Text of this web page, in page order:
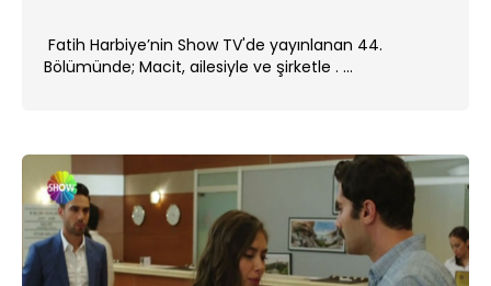
Fatih Harbiye’nin Show TV'de yayınlanan 44.
Bölümünde; Macit, ailesiyle ve şirketle . ...